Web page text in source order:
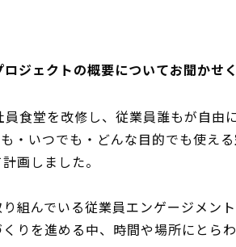
ジェクトの概要についてお聞かせく
食堂を改修し、従業員誰もが自
・いつでも・どんな目的でも使え
画しました。
組んでいる従業員エンゲージメン
りを進める中、時間や場所にとら